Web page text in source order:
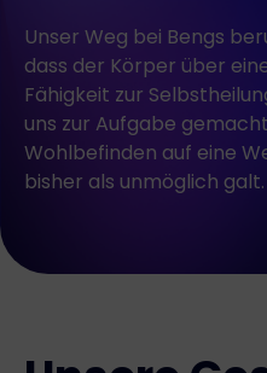
Unser Weg bei Bengs
dass der Körper über
Fähigkeit zur
uns zur Aufgabe
Wohlbefinden auf eine
bisher als unmöglich galt.